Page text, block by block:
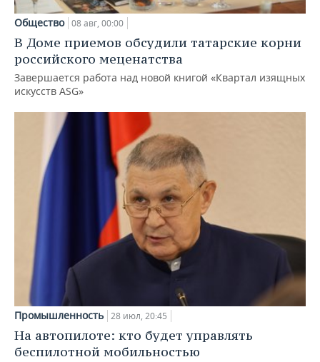
Общество 08 авг, 00:00
В Доме приемов обсудили татарские корни
российского меценатства
Завершается работа над новой книгой «Квартал изящных
искусств ASG»
Промышленность 28 июл, 20:45
На автопилоте: кто будет управлять
беспилотной мобильностью